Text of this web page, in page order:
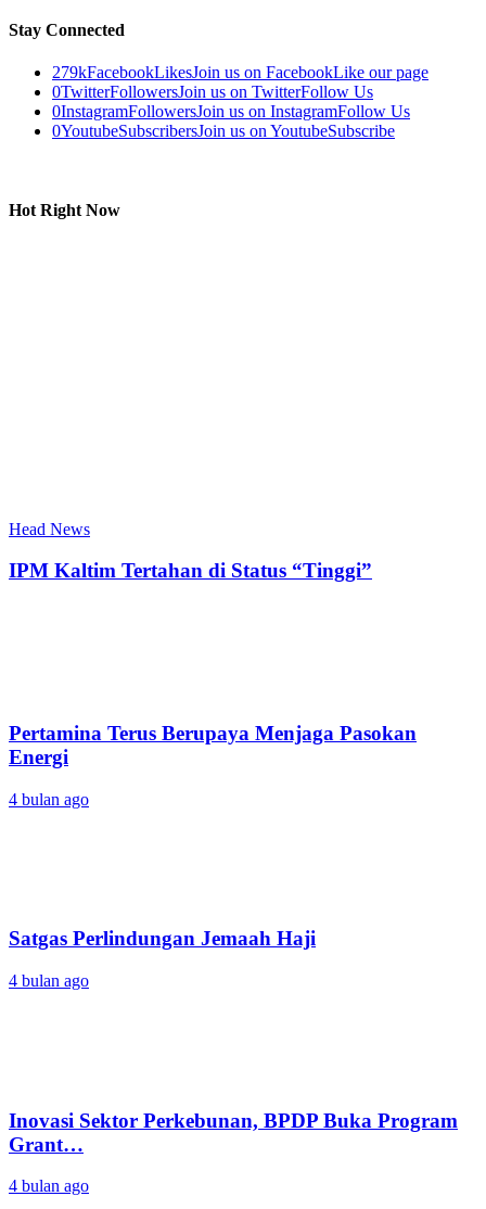
Stay Connected
279kFacebookLikesJoin us on FacebookLike our page
0TwitterFollowersJoin us on TwitterFollow Us
0InstagramFollowersJoin us on InstagramFollow Us
0YoutubeSubscribersJoin us on YoutubeSubscribe
Hot Right Now
Head News
IPM Kaltim Tertahan di Status “Tinggi”
Pertamina Terus Berupaya Menjaga Pasokan
Energi
4 bulan ago
Satgas Perlindungan Jemaah Haji
4 bulan ago
Inovasi Sektor Perkebunan, BPDP Buka Program
Grant…
4 bulan ago